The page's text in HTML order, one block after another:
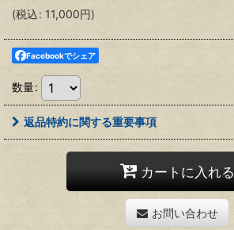
(税込: 11,000円)
Facebookでシェア
数量:
返品特約に関する重要事項
カートに入れる
お問い合わせ